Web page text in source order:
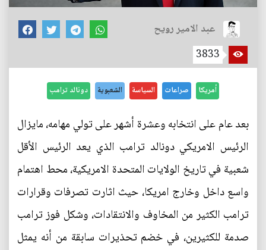
عبد الامير رويح
3833
أمريكا صراعات السياسة الشعبوية دونالد ترامب
بعد عام على انتخابه وعشرة أشهر على تولي مهامه، مايزال
الرئيس الامريكي دونالد ترامب الذي يعد الرئيس الأقل
شعبية في تاريخ الولايات المتحدة الامريكية، محط اهتمام
واسع داخل وخارج امريكا، حيث اثارت تصرفات وقرارات
ترامب الكثير من المخاوف والانتقادات، وشكل فوز ترامب
صدمة للكثيرين، في خضم تحذيرات سابقة من أنه يمثل